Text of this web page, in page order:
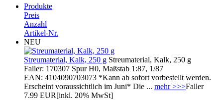
Produkte
Preis
Anzahl
Artikel-Nr.
NEU
Streumaterial, Kalk, 250 g Streumaterial, Kalk, 250 g
Faller: 170307 Spur H0, Maßstab 1:87, 1/87
EAN: 4104090703073 *Kann ab sofort vorbestellt werden.
Erscheint voraussichtlich im Juni* Die ... mehr >>>Faller
7.99 EUR[inkl. 20% MwSt]